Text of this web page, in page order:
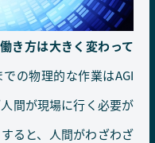
き方は大きく変わって
の物理的な作業はAGI
間が現場に行く必要が
ると、人間がわざわざ